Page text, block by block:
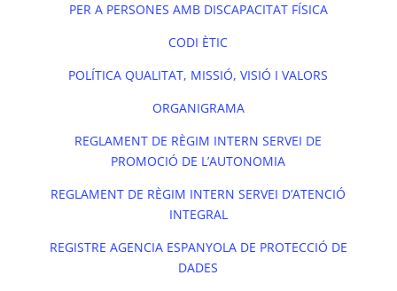
PER A PERSONES AMB DISCAPACITAT FÍSICA
CODI ÈTIC
POLÍTICA QUALITAT, MISSIÓ, VISIÓ I VALORS
ORGANIGRAMA
REGLAMENT DE RÈGIM INTERN SERVEI DE
PROMOCIÓ DE L’AUTONOMIA
REGLAMENT DE RÈGIM INTERN SERVEI D’ATENCIÓ
INTEGRAL
REGISTRE AGENCIA ESPANYOLA DE PROTECCIÓ DE
DADES